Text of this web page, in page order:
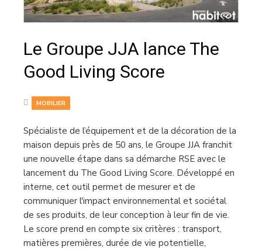
Le Groupe JJA lance The
Good Living Score
MOBILIER
Spécialiste de l’équipement et de la décoration de la
maison depuis près de 50 ans, le Groupe JJA franchit
une nouvelle étape dans sa démarche RSE avec le
lancement du The Good Living Score. Développé en
interne, cet outil permet de mesurer et de
communiquer l'impact environnemental et sociétal
de ses produits, de leur conception à leur fin de vie.
Le score prend en compte six critères : transport,
matières premières, durée de vie potentielle,